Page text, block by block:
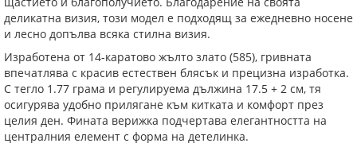
деликатна визия, този модел е подходящ за ежедневно носене
и лесно допълва всяка стилна визия.
Изработена от 14-каратово жълто злато (585), гривната
впечатлява с красив естествен блясък и прецизна изработка.
С тегло 1.77 грама и регулируема дължина 17.5 + 2 см, тя
осигурява удобно прилягане към китката и комфорт през
целия ден. Фината верижка подчертава елегантността на
централния елемент с форма на детелинка.